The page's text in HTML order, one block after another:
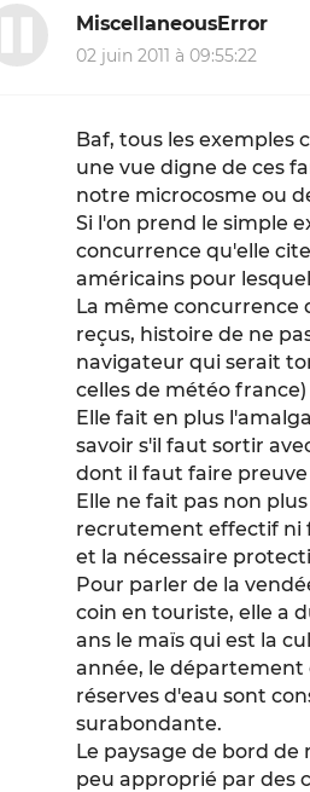
MiscellaneousError
02 juin 2011 à 09:55:22
Baf, tous les exemples
une vue digne de ces
notre microcosme ou
Si l'on prend le simple
concurrence qu'elle
américains pour
La même concurrence
reçus, histoire de ne
navigateur qui serait
celles de météo france)
Elle fait en plus
savoir s'il faut sortir
dont il faut faire
Elle ne fait pas non
recrutement effectif ni
et la nécessaire
Pour parler de la
coin en touriste, elle a
ans le maïs qui est la
année, le département
réserves d'eau sont
surabondante.
Le paysage de bord
peu approprié par des